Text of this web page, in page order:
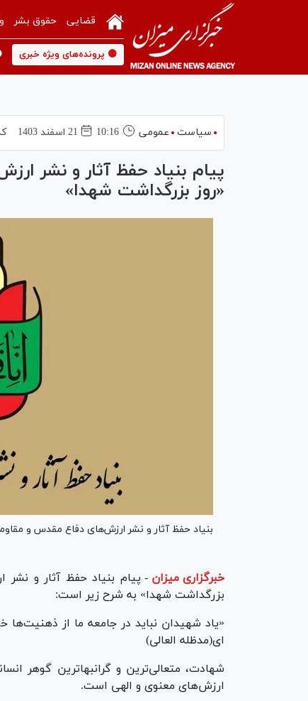
قضایی حقوق بشر
🟡 پرونده‌های ویژه خبری
سیاست عمومی 10:16 21 اسفند 1403
پیام بنیاد حفظ آثار و نشر
«روز بزرگداشت شهدا»
بنیاد حفظ آثار و نشر ارزش‌های دفاع مقدس و مقاومت به مناسبت ۲۲ اسفند «روز
خبرگزاری میزان -
بزرگداشت شهدا» به شرح زیر است:
«یاد شهیدان نباید در جامعه‌ ما از ذهنیت‌ها
ای(مدظله العالی)
شهادت، متعالی‌ترین و گرانبهاترین گوهر
ارزش‌های معنوی و الهی است.